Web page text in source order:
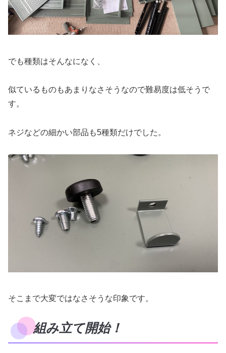
でも種類はそんなになく、
似ているものもあまりなさそうなので難易度は低そうで
す。
ネジなどの細かい部品も5種類だけでした。
そこまで大変ではなさそうな印象です。
組み立て開始！